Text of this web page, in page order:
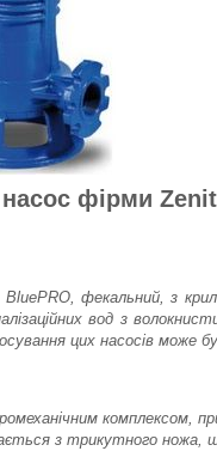
фірми Zenit
BluePRO, фекальний, з
вод з
цих насосів може
комплексом,
з трикутного